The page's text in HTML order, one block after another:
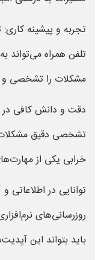
تجربه و پیشینه
تلفن همراه می‌تواند
مشکلات را تشخصی و
دقت و دانش کافی
تشخصی دقیق
خرابی یکی از
توانایی در
روزرسانی‌های
باید بتواند این